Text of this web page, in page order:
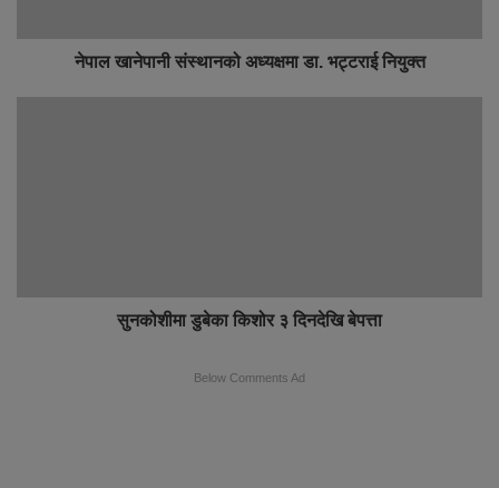
नेपाल खानेपानी संस्थानको अध्यक्षमा डा. भट्टराई नियुक्त
सुनकोशीमा डुबेका किशोर ३ दिनदेखि बेपत्ता
Below Comments Ad